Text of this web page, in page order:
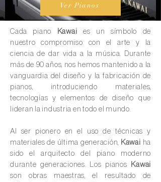
Ver Pianos
Cada piano Kawai es un símbolo de
nuestro compromiso con el arte y la
ciencia de dar vida a la música. Durante
más de 90 años, nos hemos mantenido a la
vanguardia del diseño y la fabricación de
pianos, introduciendo materiales,
tecnologías y elementos de diseño que
lideran la industria en todo el mundo.
Al ser pionero en el uso de técnicas y
materiales de última generación, Kawai ha
sido el arquitecto del piano moderno
durante generaciones. Los pianos
Kawai
son obras maestras, el resultado de